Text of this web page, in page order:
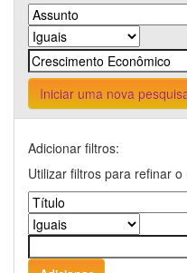
Iniciar uma nova
Adicionar filtros:
Utilizar filtros para refinar